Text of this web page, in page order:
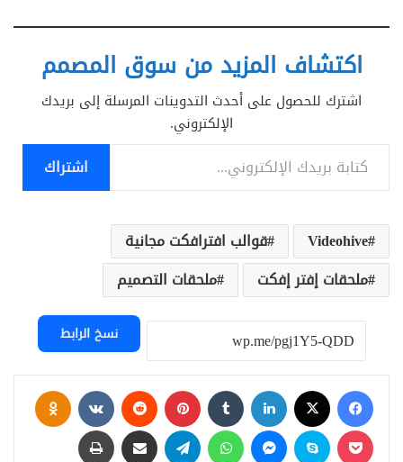
اكتشاف المزيد من سوق المصمم
اشترك للحصول على أحدث التدوينات المرسلة إلى بريدك
الإلكتروني.
كتابة بريدك الإلكتروني...
اشتراك
Videohive
قوالب افترافكت مجانية
ملحقات إفتر إفكت
ملحقات التصميم
نسخ الرابط
فيسبوك لينكدإن بينتيريست
‫Pocket
سكايب ماسنجر واتساب تيلقرام مشاركة عبر البريد طباعة